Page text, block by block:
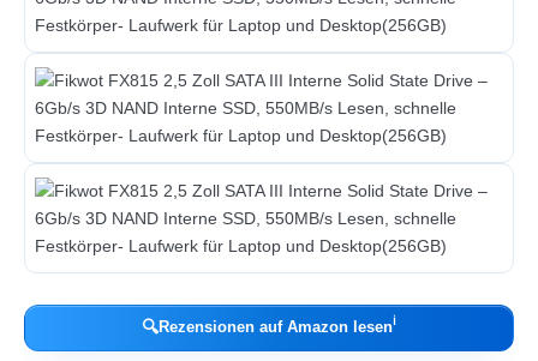
🔍Rezensionen auf Amazon lesenℹ︎